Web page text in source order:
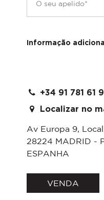
Informação
+34 91 781 61
Localizar no
Av Europa 9,
28224 MADRID -
ESPANHA
VENDA